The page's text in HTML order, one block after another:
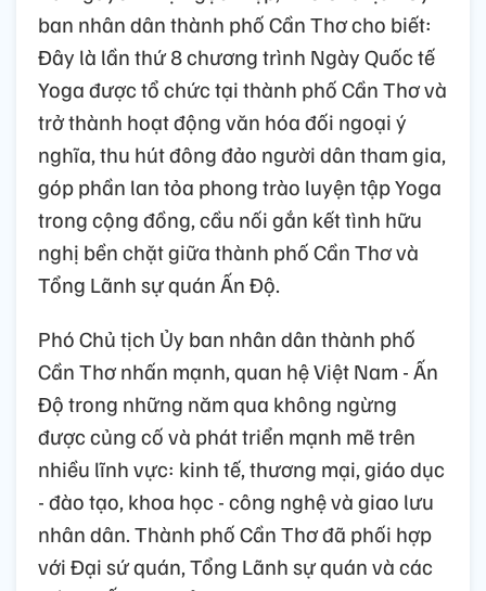
ban nhân dân thành phố Cần Thơ cho biết:
Đây là lần thứ 8 chương trình Ngày Quốc tế
Yoga được tổ chức tại thành phố Cần Thơ và
trở thành hoạt động văn hóa đối ngoại ý
nghĩa, thu hút đông đảo người dân tham gia,
góp phần lan tỏa phong trào luyện tập Yoga
trong cộng đồng, cầu nối gắn kết tình hữu
nghị bền chặt giữa thành phố Cần Thơ và
Tổng Lãnh sự quán Ấn Độ.
Phó Chủ tịch Ủy ban nhân dân thành phố
Cần Thơ nhấn mạnh, quan hệ Việt Nam - Ấn
Độ trong những năm qua không ngừng
được củng cố và phát triển mạnh mẽ trên
nhiều lĩnh vực: kinh tế, thương mại, giáo dục
- đào tạo, khoa học - công nghệ và giao lưu
nhân dân. Thành phố Cần Thơ đã phối hợp
với Đại sứ quán, Tổng Lãnh sự quán và các